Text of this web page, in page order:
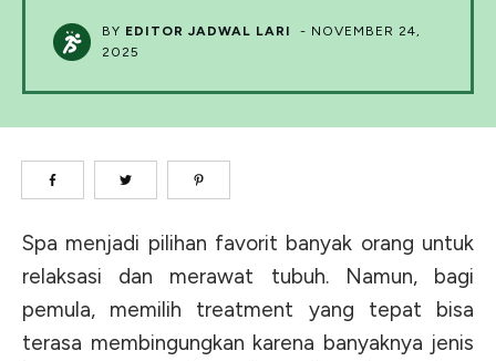
BY EDITOR JADWAL LARI - NOVEMBER 24,
2025
Spa menjadi pilihan favorit banyak orang untuk
relaksasi dan merawat tubuh. Namun, bagi
pemula, memilih treatment yang tepat bisa
terasa membingungkan karena banyaknya jenis